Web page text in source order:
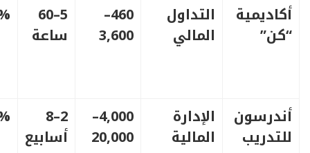
أكاديمية
“كن”
التداول
المالي
460–
3,600
5–60
ساعة
أندرسون
للتدريب
الإدارة
المالية
4,000–
20,000
2–8
أسابيع